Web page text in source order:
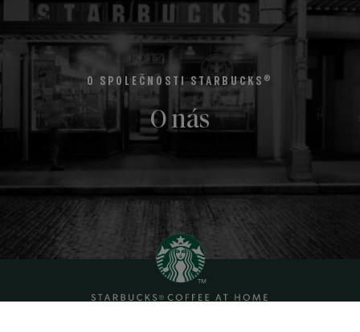
O SPOLEČNOSTI STARBUCKS ®
O nás